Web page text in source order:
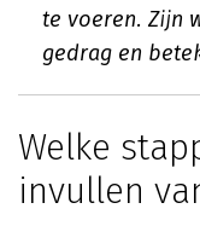
te voeren. Zijn
gedrag en
Welke
invullen